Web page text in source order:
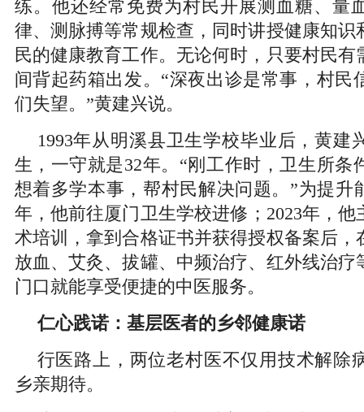
练。他还经常免费为村民开展测血糖、量
律、测脉搏等常规检查，同时讲授健康知识
民的健康教育工作。无论何时，只要村民
间背起药箱出发。“深夜出诊是常事，村民
们失望。”黄建兴说。
1993年从明溪县卫生学校毕业后，黄建
生，一守就是32年。“刚工作时，卫生所条
想着多学本事，帮村民解决问题。”为提升
年，他前往厦门卫生学校进修；2023年，
术培训，拿到合格证书并获得授权备案后，
放血、艾灸、拔罐、中频治疗、红外线治疗
门口就能享受便捷的中医服务。
仁心践诺：基层医者的乡邻健康诺
行医路上，两位老村医不仅用技术解除
乡亲期待。